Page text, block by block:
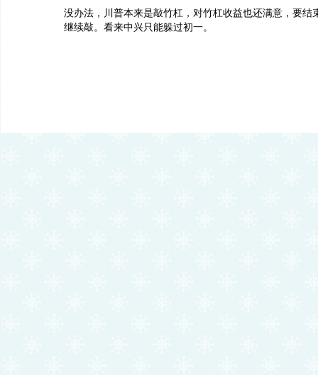
没办法，川普本来是敲竹杠，对竹杠收益也还满意，要结
继续敲。看来中兴只能躲过初一。